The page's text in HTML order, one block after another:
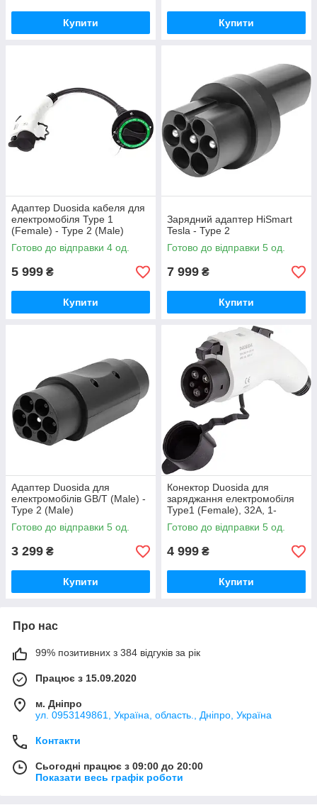
Купити Купити
Адаптер Duosida кабеля для
електромобіля Type 1
(Female) - Type 2 (Male)
Готово до відправки 4 од.
5 999 ₴
Купити
Зарядний адаптер HiSmart
Tesla - Type 2
Готово до відправки 5 од.
7 999 ₴
Купити
Адаптер Duosida для
електромобілів GB/T (Male) -
Type 2 (Male)
Готово до відправки 5 од.
3 299 ₴
Купити
Конектор Duosida для
заряджання електромобіля
Type1 (Female), 32A, 1-
фазний
Готово до відправки 5 од.
4 999 ₴
Купити
Про нас
99% позитивних з 384 відгуків за рік
Працює з 15.09.2020
м. Дніпро
ул. 0953149861, Україна, область., Дніпро, Україна
Контакти
Сьогодні працює з 09:00 до 20:00
Показати весь графік роботи